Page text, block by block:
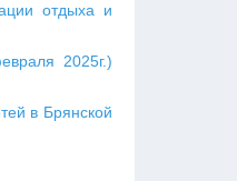
отдыха и
2025г.)
в Брянской